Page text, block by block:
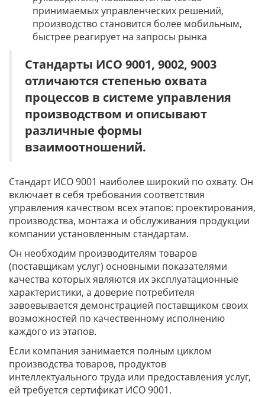
принимаемых управленческих решений,
производство становится более мобильным,
быстрее реагирует на запросы рынка
Стандарты ИСО 9001, 9002, 9003
отличаются степенью охвата
процессов в системе управления
производством и описывают
различные формы
взаимоотношений.
Стандарт ИСО 9001 наиболее широкий по охвату. Он
включает в себя требования соответствия
управления качеством всех этапов: проектирования,
производства, монтажа и обслуживания продукции
компании установленным стандартам.
Он необходим производителям товаров
(поставщикам услуг) основными показателями
качества которых являются их эксплуатационные
характеристики, а доверие потребителя
завоевывается демонстрацией поставщиком своих
возможностей по качественному исполнению
каждого из этапов.
Если компания занимается полным циклом
производства товаров, продуктов
интеллектуального труда или предоставления услуг,
ей требуется сертификат ИСО 9001.